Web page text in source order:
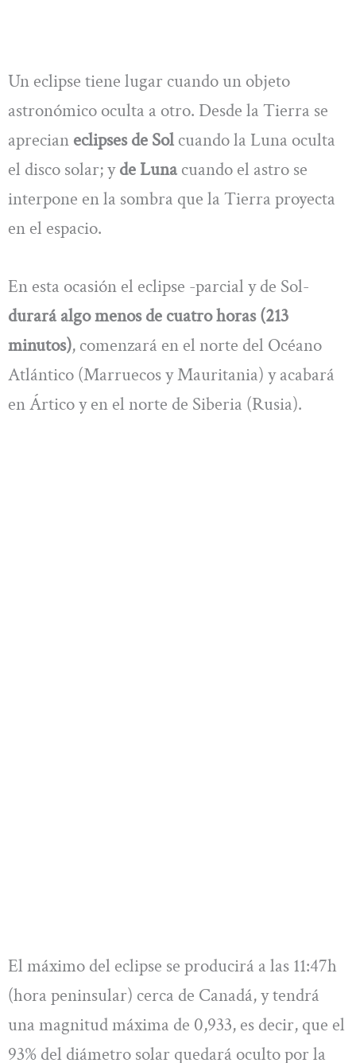
Un eclipse tiene lugar cuando un objeto
astronómico oculta a otro. Desde la Tierra se
aprecian eclipses de Sol cuando la Luna oculta
el disco solar; yde Lunacuando el astro se
interpone en la sombra que la Tierra proyecta
en el espacio.
En esta ocasión el eclipse -parcial y de Sol-
durará algo menos de cuatro horas (213
minutos), comenzará en el norte del Océano
Atlántico (Marruecos y Mauritania) y acabará
en Ártico y en el norte de Siberia (Rusia).
El máximo del eclipse se producirá a las 11:47h
(hora peninsular) cerca de Canadá, y tendrá
una magnitud máxima de 0,933, es decir, que el
93% del diámetro solar quedará oculto por la